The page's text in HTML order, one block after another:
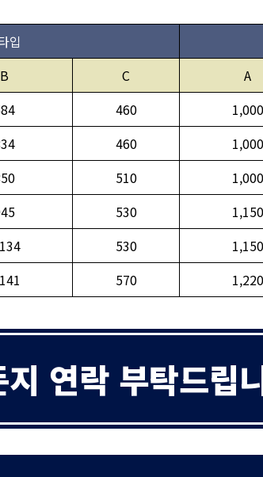
입
B C
A
460
1,000
460
1,000
510
1,000
530
1,150
530
1,150
570 1,220
연락 부탁드립